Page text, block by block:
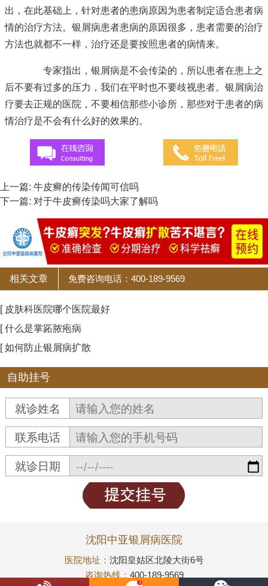
出，在此基础上，针对患者的患病原因为患者制定适合患者病
情的治疗方法。银屑病患者患病的原因很多，患者需要的治疗
方法也就都不一样，治疗还是要按照患者的病情来。
专家指出，银屑病是不会传染的，所以患者在患上之
后不要有过多的压力，我们在平时也不要歧视患者。银屑病治
疗要去正规的医院，不要相信那些小诊所，那些对于患者的病
情治疗是不会有什么好的效果的。
上一篇: 牛皮癣的传染传闻可信吗
下一篇: 对于牛皮癣传染吗大家了解吗
相关文章 免费咨询电话：400-189-9569
[ 皮肤科医院哪个医院最好
[ 什么是掌跖脓疱病
[ 如何防止银屑病扩散
自助挂号
就诊姓名
联系电话
就诊日期
沈阳中亚银屑病医院
医院地址： 沈阳皇姑区北陵大街6号
咨询热线： 400-189-9569